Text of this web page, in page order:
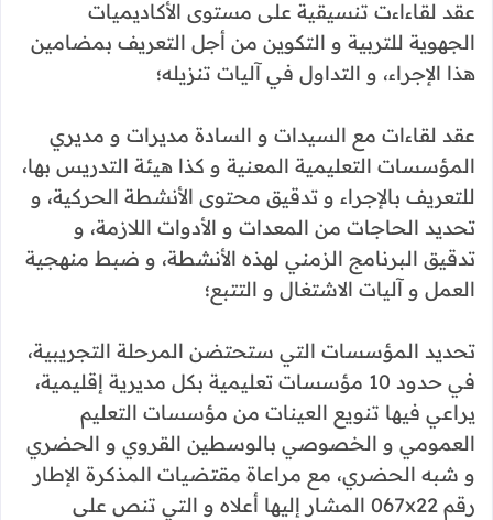
عقد لقاءاءت تنسيقية على مستوى الأكاديميات
الجهوية للتربية و التكوين من أجل التعريف بمضامين
هذا الإجراء، و التداول في آليات تنزيله؛
عقد لقاءات مع السيدات و السادة مديرات و مديري
المؤسسات التعليمية المعنية و كذا هيئة التدريس بها،
للتعريف بالإجراء و تدقيق محتوى الأنشطة الحركية، و
تحديد الحاجات من المعدات و الأدوات اللازمة، و
تدقيق البرنامج الزمني لهذه الأنشطة، و ضبط منهجية
العمل و آليات الاشتغال و التتبع؛
تحديد المؤسسات التي ستحتضن المرحلة التجريبية،
في حدود 10 مؤسسات تعليمية بكل مديرية إقليمية،
يراعي فيها تنويع العينات من مؤسسات التعليم
العمومي و الخصوصي بالوسطين القروي و الحضري
و شبه الحضري، مع مراعاة مقتضيات المذكرة الإطار
رقم 067x22 المشار إليها أعلاه و التي تنص على